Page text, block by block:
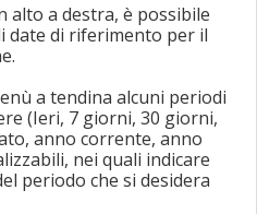
alto a destra, è possibile
date di riferimento per il
a tendina alcuni periodi
(Ieri, 7 giorni, 30 giorni,
anno corrente, anno
nei quali indicare
periodo che si desidera